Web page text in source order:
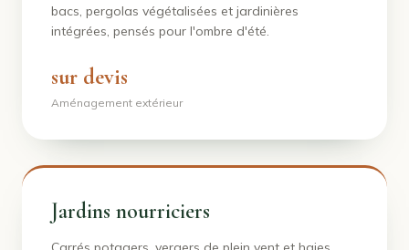
bacs, pergolas végétalisées et jardinières
intégrées, pensés pour l'ombre d'été.
sur devis
Aménagement extérieur
Jardins nourriciers